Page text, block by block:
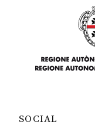
SOCIAL